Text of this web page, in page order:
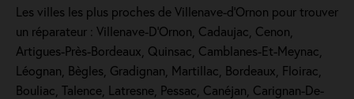
Les villes les plus proches de Villenave-d’Ornon pour trouver
un réparateur : Villenave-D'Ornon, Cadaujac, Cenon,
Artigues-Près-Bordeaux, Quinsac, Camblanes-Et-Meynac,
Léognan, Bègles, Gradignan, Martillac, Bordeaux, Floirac,
Bouliac, Talence, Latresne, Pessac, Canéjan, Carignan-De-